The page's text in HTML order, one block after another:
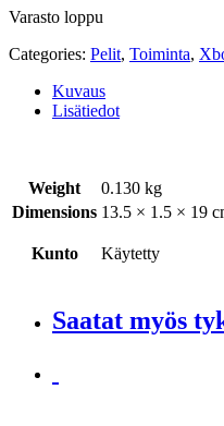
Varasto loppu
Categories: Pelit, Toiminta,
Kuvaus
Lisätiedot
Weight
0.130 kg
Dimensions 13.5 × 1.5 × 19
Kunto Käytetty
Saatat myös